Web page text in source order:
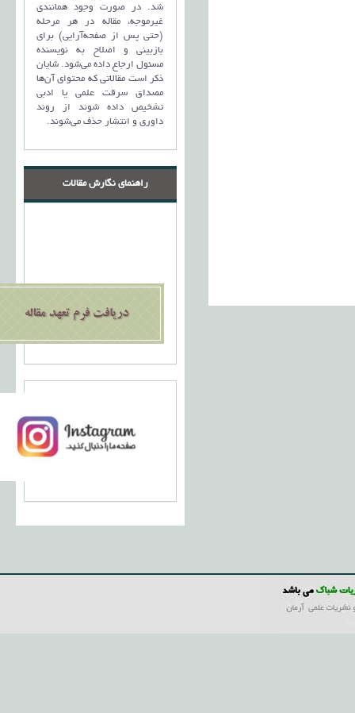
شد. در صورت وجود همانندی
غیرموجه، مقاله در هر مرحله
(حتی پس از صفحه‌آرایی) برای
بازبینی و اصلاح به نویسنده
مسئول ارجاع داده می‌شود. شایان
ذکر است مقالاتی که محتوای آن‌ها
مصداق سرقت علمی یا ادبی
تشخیص داده شوند از روند
داوری و انتشار حذف می‌شوند.
راهنمای نگارش مقالات